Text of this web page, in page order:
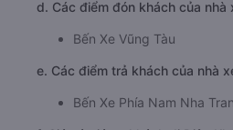
d. Các điểm đón khách của nhà
Bến Xe Vũng Tàu
e. Các điểm trả khách của nhà
Bến Xe Phía Nam Nha